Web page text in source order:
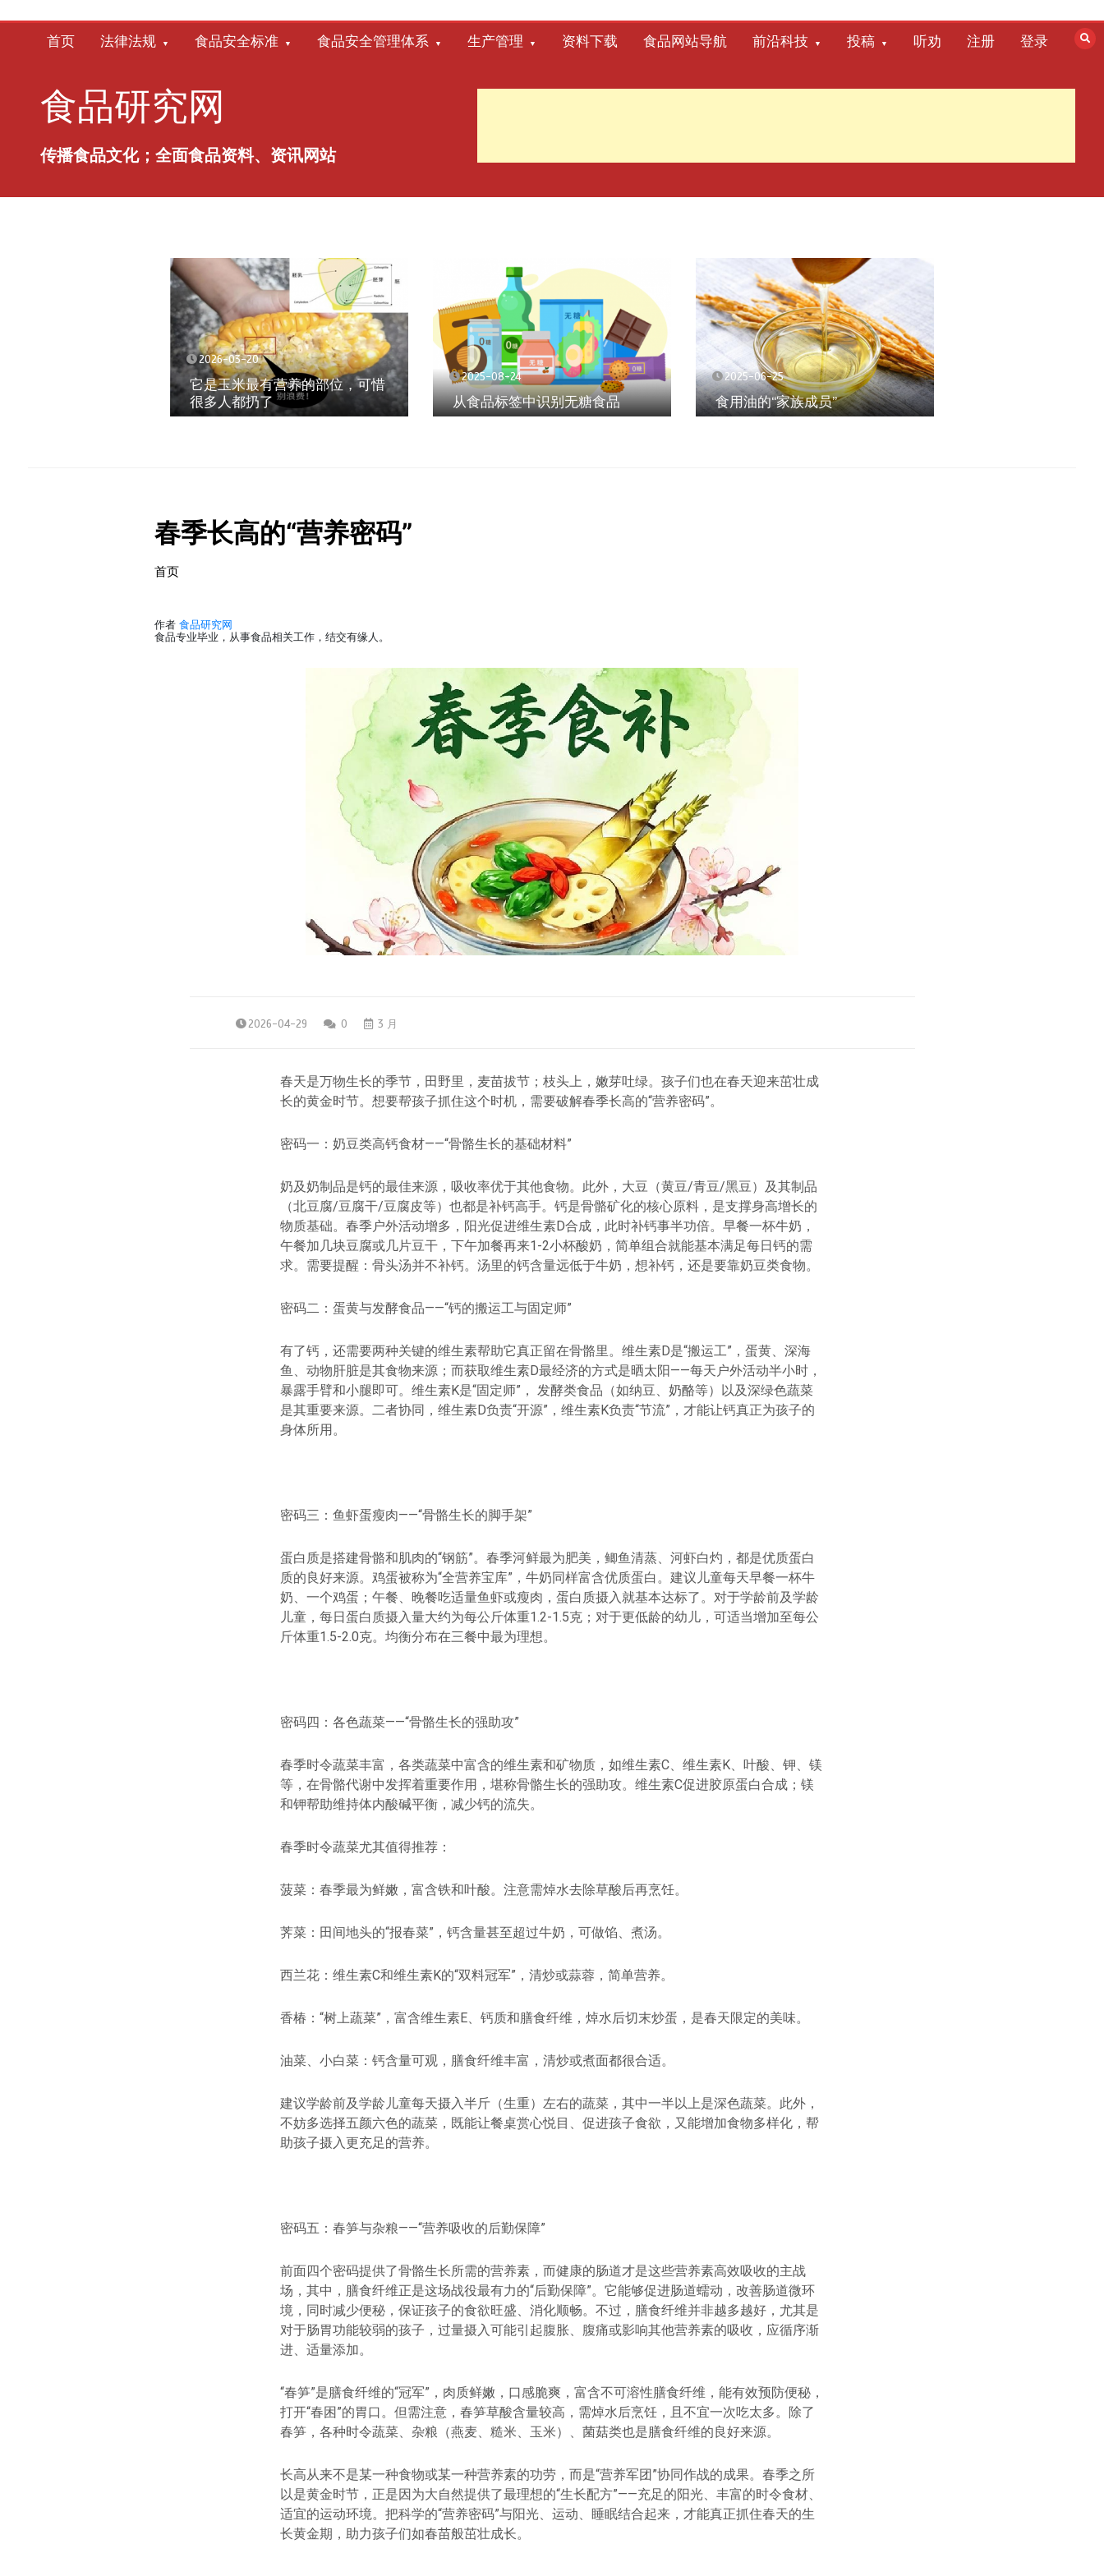
首页 法律法规 食品安全标准 食品安全管理体系 生产管理 资料下载 食品网站导航 前沿科技 投稿 听劝 注册 登录
食品研究网
传播食品文化；全面食品资料、资讯网站
2026-03-20
它是玉米最有营养的部位，可惜
很多人都扔了
2025-08-24
从食品标签中识别无糖食品
2025-06-25
食用油的“家族成员”
春季长高的“营养密码”
首页
作者食品研究网
食品专业毕业，从事食品相关工作，结交有缘人。
2026-04-29 0 3 月
春天是万物生长的季节，田野里，麦苗拔节；枝头上，嫩芽吐绿。孩子们也在春天迎来茁壮成
长的黄金时节。想要帮孩子抓住这个时机，需要破解春季长高的“营养密码”。
密码一：奶豆类高钙食材——“骨骼生长的基础材料”
奶及奶制品是钙的最佳来源，吸收率优于其他食物。此外，大豆（黄豆/青豆/黑豆）及其制品
（北豆腐/豆腐干/豆腐皮等）也都是补钙高手。钙是骨骼矿化的核心原料，是支撑身高增长的
物质基础。春季户外活动增多，阳光促进维生素D合成，此时补钙事半功倍。早餐一杯牛奶，
午餐加几块豆腐或几片豆干，下午加餐再来1-2小杯酸奶，简单组合就能基本满足每日钙的需
求。需要提醒：骨头汤并不补钙。汤里的钙含量远低于牛奶，想补钙，还是要靠奶豆类食物。
密码二：蛋黄与发酵食品——“钙的搬运工与固定师”
有了钙，还需要两种关键的维生素帮助它真正留在骨骼里。维生素D是“搬运工”，蛋黄、深海
鱼、动物肝脏是其食物来源；而获取维生素D最经济的方式是晒太阳——每天户外活动半小时，
暴露手臂和小腿即可。维生素K是“固定师”， 发酵类食品（如纳豆、奶酪等）以及深绿色蔬菜
是其重要来源。二者协同，维生素D负责“开源”，维生素K负责“节流”，才能让钙真正为孩子的
身体所用。
密码三：鱼虾蛋瘦肉——“骨骼生长的脚手架”
蛋白质是搭建骨骼和肌肉的“钢筋”。春季河鲜最为肥美，鲫鱼清蒸、河虾白灼，都是优质蛋白
质的良好来源。鸡蛋被称为“全营养宝库”，牛奶同样富含优质蛋白。建议儿童每天早餐一杯牛
奶、一个鸡蛋；午餐、晚餐吃适量鱼虾或瘦肉，蛋白质摄入就基本达标了。对于学龄前及学龄
儿童，每日蛋白质摄入量大约为每公斤体重1.2-1.5克；对于更低龄的幼儿，可适当增加至每公
斤体重1.5-2.0克。均衡分布在三餐中最为理想。
密码四：各色蔬菜——“骨骼生长的强助攻”
春季时令蔬菜丰富，各类蔬菜中富含的维生素和矿物质，如维生素C、维生素K、叶酸、钾、镁
等，在骨骼代谢中发挥着重要作用，堪称骨骼生长的强助攻。维生素C促进胶原蛋白合成；镁
和钾帮助维持体内酸碱平衡，减少钙的流失。
春季时令蔬菜尤其值得推荐：
菠菜：春季最为鲜嫩，富含铁和叶酸。注意需焯水去除草酸后再烹饪。
荠菜：田间地头的“报春菜”，钙含量甚至超过牛奶，可做馅、煮汤。
西兰花：维生素C和维生素K的“双料冠军”，清炒或蒜蓉，简单营养。
香椿：“树上蔬菜”，富含维生素E、钙质和膳食纤维，焯水后切末炒蛋，是春天限定的美味。
油菜、小白菜：钙含量可观，膳食纤维丰富，清炒或煮面都很合适。
建议学龄前及学龄儿童每天摄入半斤（生重）左右的蔬菜，其中一半以上是深色蔬菜。此外，
不妨多选择五颜六色的蔬菜，既能让餐桌赏心悦目、促进孩子食欲，又能增加食物多样化，帮
助孩子摄入更充足的营养。
密码五：春笋与杂粮——“营养吸收的后勤保障”
前面四个密码提供了骨骼生长所需的营养素，而健康的肠道才是这些营养素高效吸收的主战
场，其中，膳食纤维正是这场战役最有力的“后勤保障”。它能够促进肠道蠕动，改善肠道微环
境，同时减少便秘，保证孩子的食欲旺盛、消化顺畅。不过，膳食纤维并非越多越好，尤其是
对于肠胃功能较弱的孩子，过量摄入可能引起腹胀、腹痛或影响其他营养素的吸收，应循序渐
进、适量添加。
“春笋”是膳食纤维的“冠军”，肉质鲜嫩，口感脆爽，富含不可溶性膳食纤维，能有效预防便秘，
打开“春困”的胃口。但需注意，春笋草酸含量较高，需焯水后烹饪，且不宜一次吃太多。除了
春笋，各种时令蔬菜、杂粮（燕麦、糙米、玉米）、菌菇类也是膳食纤维的良好来源。
长高从来不是某一种食物或某一种营养素的功劳，而是“营养军团”协同作战的成果。春季之所
以是黄金时节，正是因为大自然提供了最理想的“生长配方”——充足的阳光、丰富的时令食材、
适宜的运动环境。把科学的“营养密码”与阳光、运动、睡眠结合起来，才能真正抓住春天的生
长黄金期，助力孩子们如春苗般茁壮成长。